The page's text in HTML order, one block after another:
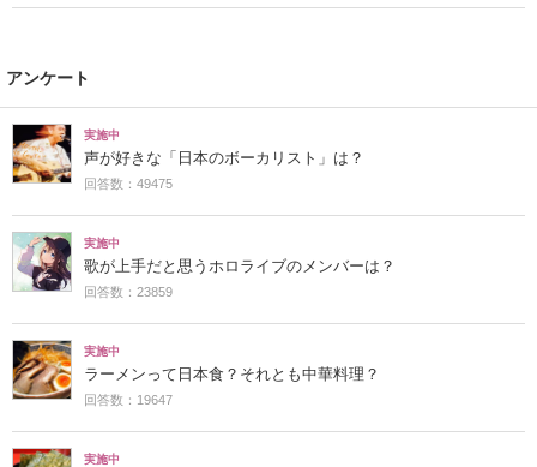
アンケート
実施中
声が好きな「日本のボーカリスト」は？
回答数：49475
実施中
歌が上手だと思うホロライブのメンバーは？
回答数：23859
実施中
ラーメンって日本食？それとも中華料理？
回答数：19647
実施中